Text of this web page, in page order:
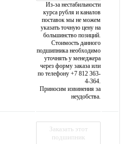
Из-за нестабильности
курса рубля и каналов
поставок мы не можем
указать точную цену на
большинство позиций.
Стоимость данного
подшипника необходимо
уточнять у менеджера
через форму заказа или
по телефону +7 812 363-
4-364.
Приносим извинения за
неудобства.
Заказать этот
подшипник